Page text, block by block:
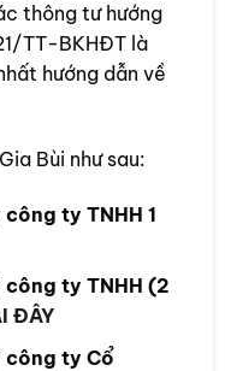
thông tư hướng
TT-BKHĐT là
hướng dẫn về
Bùi như sau:
ty TNHH 1
ty TNHH (2
ĐÂY
công ty Cổ